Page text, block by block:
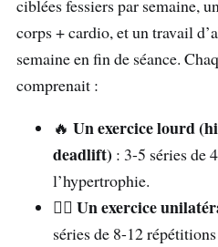
ciblées fessiers par semaine,
corps + cardio, et un travail
semaine en fin de séance.
comprenait :
🔥 Un exercice lourd
deadlift) : 3-5 séries de
l’hypertrophie.
🏋️‍♀️ Un exercice
séries de 8-12